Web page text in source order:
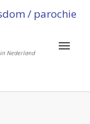
/ parochie